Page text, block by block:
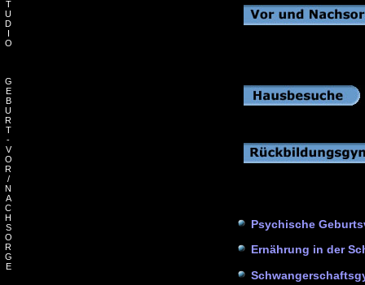
T
U
D
I
O
G
E
B
U
R
T
-
V
O
R
/
N
A
C
H
S
O
R
G
E
Psychische
Ernährung in der